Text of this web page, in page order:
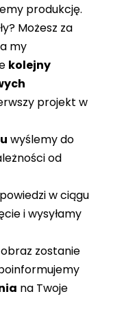
produkcję.
Możesz za
my
kolejny
projekt w
wyślemy do
od
w ciągu
i wysyłamy
zostanie
na Twoje